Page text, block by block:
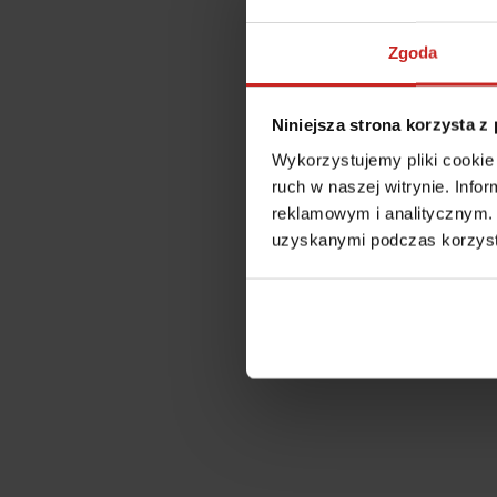
Zgoda
Niniejsza strona korzysta z
Wykorzystujemy pliki
ruch w naszej witrynie.
reklamowym i
uzyskanymi podczas